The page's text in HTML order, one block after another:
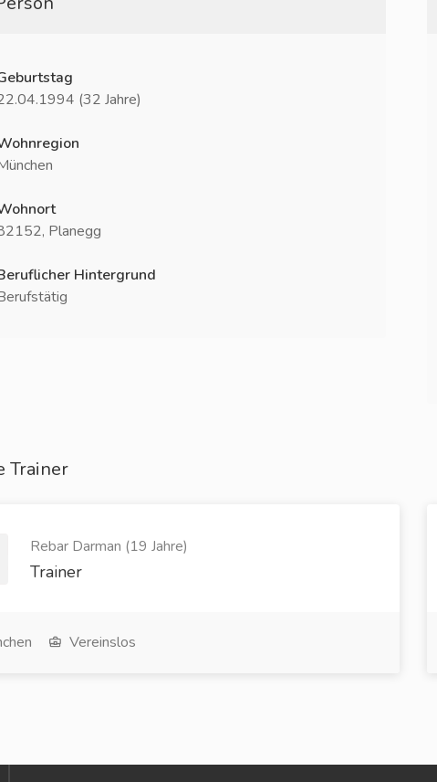
(32 Jahre)
Planegg
Hintergrund
Trainer
Rebar Darman (19 Jahre)
Trainer
Vereinslos